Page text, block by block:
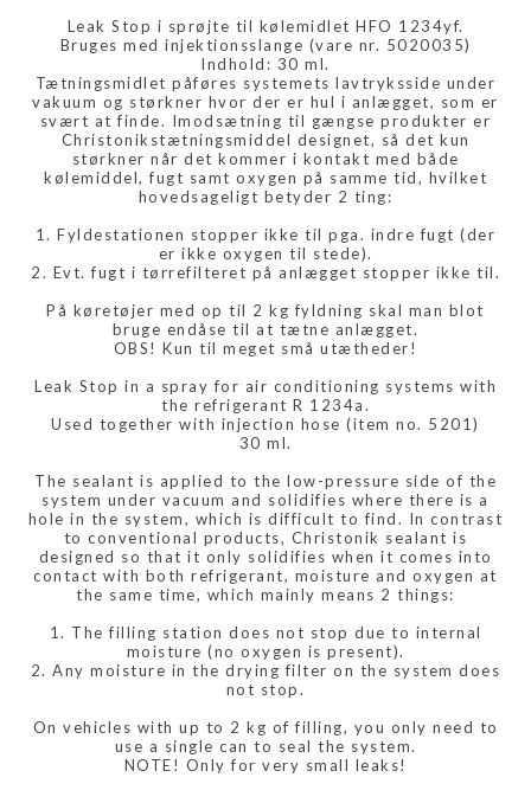
Leak Stop i sprøjte til kølemidlet HFO 1234yf.
Bruges med injektionsslange (vare nr. 5020035)
Indhold: 30 ml.
Tætningsmidlet påføres systemets lavtryksside under
vakuum og størkner hvor der er hul i anlægget, som er
svært at finde. Imodsætning til gængse produkter er
Christonikstætningsmiddel designet, så det kun
størkner når det kommer i kontakt med både
kølemiddel, fugt samt oxygen på samme tid, hvilket
hovedsageligt betyder 2 ting:
1. Fyldestationen stopper ikke til pga. indre fugt (der
er ikke oxygen til stede).
2. Evt. fugt i tørrefilteret på anlægget stopper ikke til.
På køretøjer med op til 2 kg fyldning skal man blot
bruge endåse til at tætne anlægget.
OBS! Kun til meget små utætheder!
Leak Stop in a spray for air conditioning systems with
the refrigerant R 1234a.
Used together with injection hose (item no. 5201)
30 ml.
The sealant is applied to the low-pressure side of the
system under vacuum and solidifies where there is a
hole in the system, which is difficult to find. In contrast
to conventional products, Christonik sealant is
designed so that it only solidifies when it comes into
contact with both refrigerant, moisture and oxygen at
the same time, which mainly means 2 things:
1. The filling station does not stop due to internal
moisture (no oxygen is present).
2. Any moisture in the drying filter on the system does
not stop.
On vehicles with up to 2 kg of filling, you only need to
use a single can to seal the system.
NOTE! Only for very small leaks!